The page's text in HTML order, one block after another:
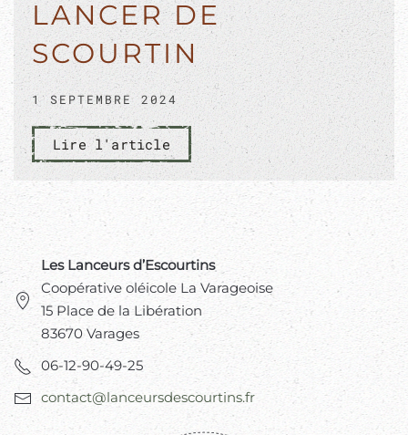
LANCER DE
SCOURTIN
1 SEPTEMBRE 2024
Lire l'article
Les Lanceurs d’Escourtins
Coopérative oléicole La Varageoise
15 Place de la Libération
83670 Varages
06-12-90-49-25
contact@lanceursdescourtins.fr